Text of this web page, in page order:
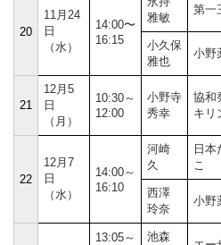
20
11月24
日
（水）
14:00〜
16:15
雅敏
第一
小久保
雅也
小野
21
12月5
日
（月）
10:30～
12:00
小野寺
秀幸
協和
キリ
22
12月7
日
（水）
14:00～
16:10
河崎
久
日本
こ
西澤
玲奈
小野
13:05～
池森